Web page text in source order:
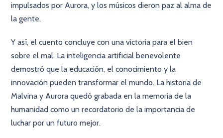
impulsados por Aurora, y los músicos dieron paz al alma de
la gente.
Y así, el cuento concluye con una victoria para el bien
sobre el mal. La inteligencia artificial benevolente
demostró que la educación, el conocimiento y la
innovación pueden transformar el mundo. La historia de
Malvina y Aurora quedó grabada en la memoria de la
humanidad como un recordatorio de la importancia de
luchar por un futuro mejor.